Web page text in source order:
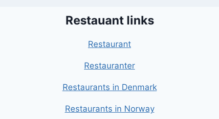
Restauant links
Restaurant
Restauranter
Restaurants in Denmark
Restaurants in Norway